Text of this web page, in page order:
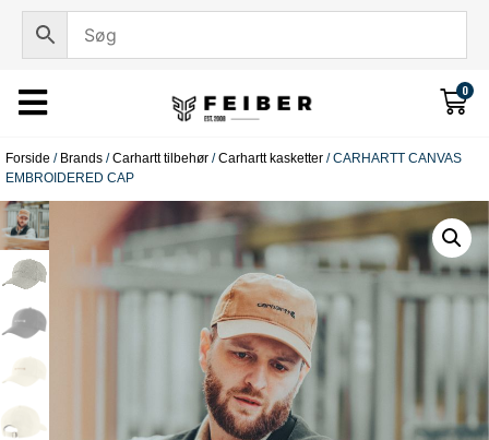
0
Forside / Brands /Carhartt tilbehør /Carhartt kasketter / CARHARTT CANVAS
EMBROIDERED CAP